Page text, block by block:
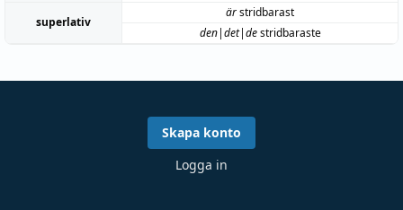
superlativ
ärstridbarast
den|det|destridbaraste
Skapa konto
Logga in